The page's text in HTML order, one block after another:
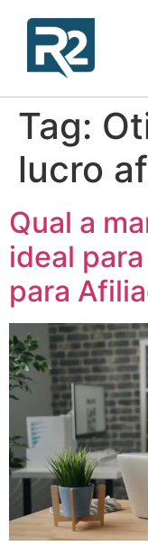
Tag:
lucro
Qual a
ideal
para